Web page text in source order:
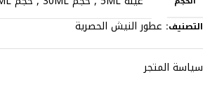
التصنيف: عطور النيش الحصرية
سياسة المتجر